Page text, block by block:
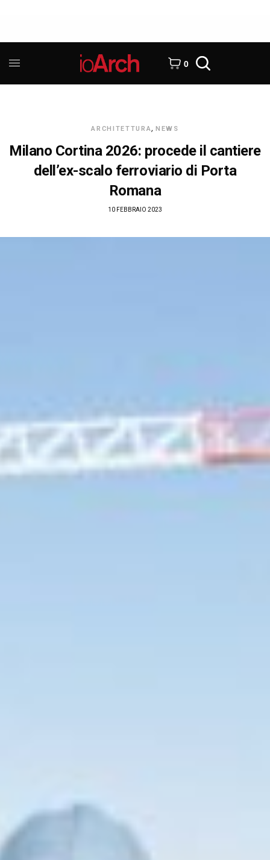
0
ARCHITETTURA, NEWS
Milano Cortina 2026: procede il cantiere
dell’ex-scalo ferroviario di Porta
Romana
10 FEBBRAIO 2023